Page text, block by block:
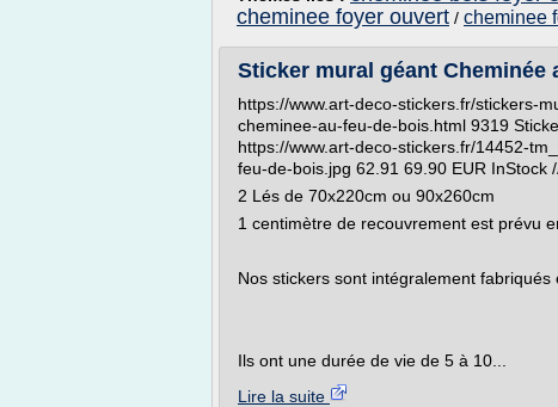
cheminee foyer ouvert / cheminee
Sticker mural géant Cheminée
https://www.art-deco-stickers.fr/stickers-
cheminee-au-feu-de-bois.html 9319
https://www.art-deco-stickers.fr/14452-
feu-de-bois.jpg 62.91 69.90 EUR InStock
2 Lés de 70x220cm ou 90x260cm
1 centimètre de recouvrement est prévu
Nos stickers sont intégralement fabriqués
Ils ont une durée de vie de 5 à 10...
Lire la suite